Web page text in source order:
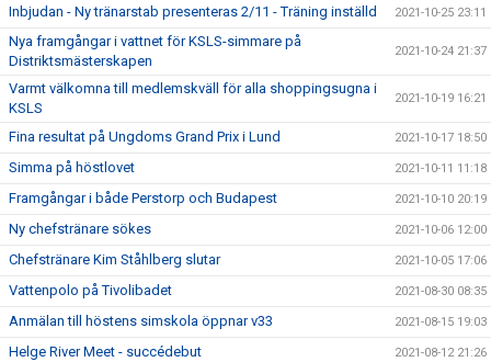
Inbjudan - Ny tränarstab presenteras 2/11 - Träning inställd 2021-10-25 23:11
Nya framgångar i vattnet för KSLS-simmare på
Distriktsmästerskapen
2021-10-24 21:37
Varmt välkomna till medlemskväll för alla shoppingsugna i
KSLS
2021-10-19 16:21
Fina resultat på Ungdoms Grand Prix i Lund 2021-10-17 18:50
Simma på höstlovet 2021-10-11 11:18
Framgångar i både Perstorp och Budapest 2021-10-10 20:19
Ny chefstränare sökes 2021-10-06 12:00
Chefstränare Kim Ståhlberg slutar 2021-10-05 17:06
Vattenpolo på Tivolibadet 2021-08-30 08:35
Anmälan till höstens simskola öppnar v33 2021-08-15 19:03
Helge River Meet - succédebut 2021-08-12 21:26